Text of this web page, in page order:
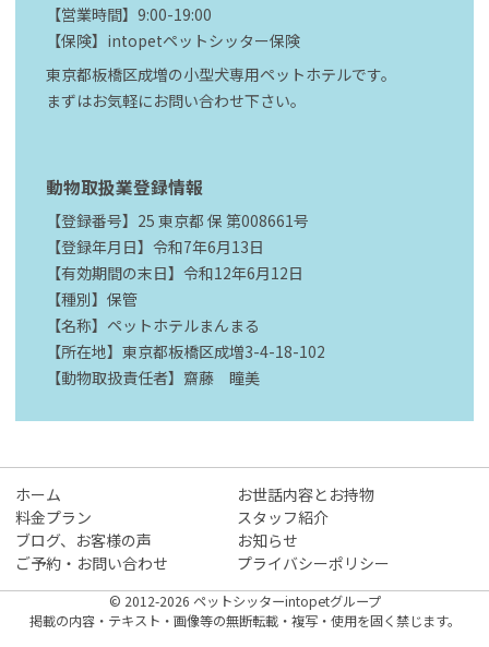
【営業時間】9:00-19:00
【保険】intopetペットシッター保険
東京都板橋区成増の小型犬専用ペットホテルです。
まずはお気軽にお問い合わせ下さい。
動物取扱業登録情報
【登録番号】25 東京都 保 第008661号
【登録年月日】令和7年6月13日
【有効期間の末日】令和12年6月12日
【種別】保管
【名称】ペットホテルまんまる
【所在地】東京都板橋区成増3-4-18-102
【動物取扱責任者】齋藤 瞳美
ホーム
お世話内容とお持物
料金プラン
スタッフ紹介
ブログ、お客様の声
お知らせ
ご予約・お問い合わせ
プライバシーポリシー
© 2012-2026 ペットシッターintopetグループ
掲載の内容・テキスト・画像等の無断転載・複写・使用を固く禁じます。